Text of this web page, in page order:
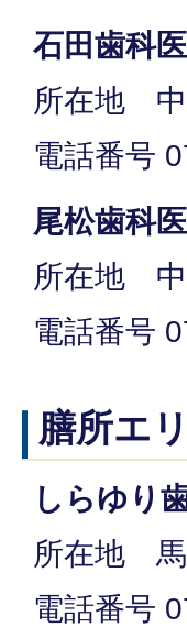
石田歯科
所在地
電話番号
尾松歯科
所在地
電話番号
膳所エ
しらゆり
所在地
電話番号